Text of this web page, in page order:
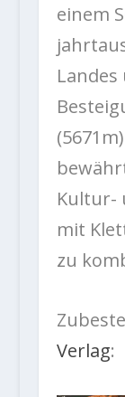
einem
Kultur-
mit
zu
Verlag: